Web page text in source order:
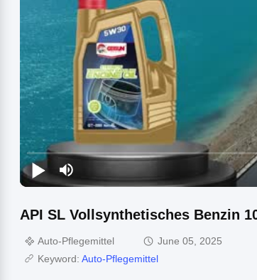
API SL Vollsynthetisches Benzin
Auto-Pflegemittel
June 05, 2025
Keyword: Auto-Pflegemittel